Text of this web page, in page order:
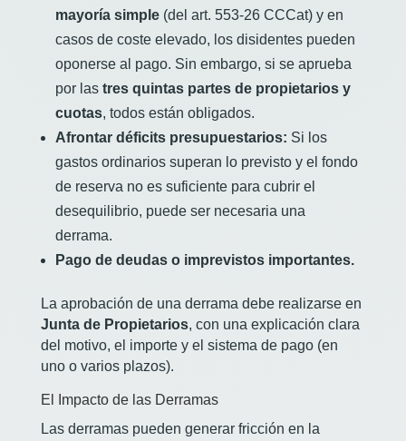
mayoría simple(del art. 553-26 CCCat) y en
casos de coste elevado, los disidentes pueden
oponerse al pago. Sin embargo, si se aprueba
por las tres quintas partes de propietarios y
cuotas, todos están obligados.
Afrontar déficits presupuestarios: Si los
gastos ordinarios superan lo previsto y el fondo
de reserva no es suficiente para cubrir el
desequilibrio, puede ser necesaria una
derrama.
Pago de deudas o imprevistos importantes.
La aprobación de una derrama debe realizarse en
Junta de Propietarios, con una explicación clara
del motivo, el importe y el sistema de pago (en
uno o varios plazos).
El Impacto de las Derramas
Las derramas pueden generar fricción en la